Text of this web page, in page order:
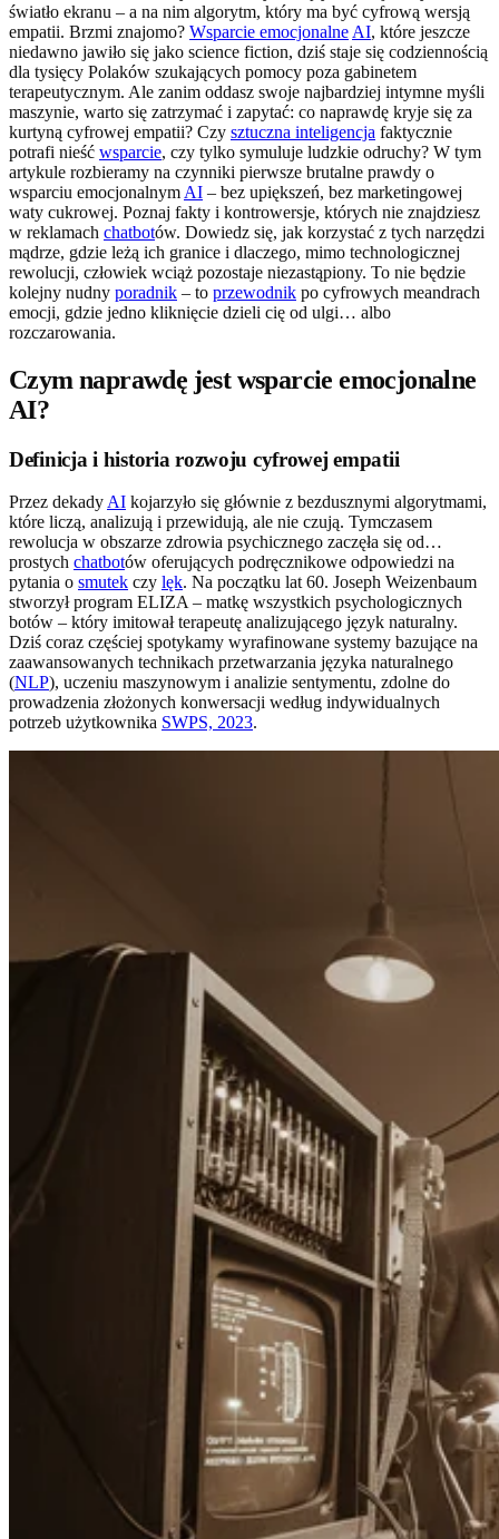
światło ekranu – a na nim algorytm, który ma być cyfrową wersją
empatii. Brzmi znajomo? Wsparcie emocjonalne AI, które jeszcze
niedawno jawiło się jako science fiction, dziś staje się codziennością
dla tysięcy Polaków szukających pomocy poza gabinetem
terapeutycznym. Ale zanim oddasz swoje najbardziej intymne myśli
maszynie, warto się zatrzymać i zapytać: co naprawdę kryje się za
kurtyną cyfrowej empatii? Czy sztuczna inteligencja faktycznie
potrafi nieść wsparcie, czy tylko symuluje ludzkie odruchy? W tym
artykule rozbieramy na czynniki pierwsze brutalne prawdy o
wsparciu emocjonalnym AI – bez upiększeń, bez marketingowej
waty cukrowej. Poznaj fakty i kontrowersje, których nie znajdziesz
w reklamach chatbotów. Dowiedz się, jak korzystać z tych narzędzi
mądrze, gdzie leżą ich granice i dlaczego, mimo technologicznej
rewolucji, człowiek wciąż pozostaje niezastąpiony. To nie będzie
kolejny nudny poradnik – to przewodnik po cyfrowych meandrach
emocji, gdzie jedno kliknięcie dzieli cię od ulgi… albo
rozczarowania.
Czym naprawdę jest wsparcie emocjonalne
AI?
Definicja i historia rozwoju cyfrowej empatii
Przez dekady AI kojarzyło się głównie z bezdusznymi algorytmami,
które liczą, analizują i przewidują, ale nie czują. Tymczasem
rewolucja w obszarze zdrowia psychicznego zaczęła się od…
prostych chatbotów oferujących podręcznikowe odpowiedzi na
pytania o smutek czy lęk. Na początku lat 60. Joseph Weizenbaum
stworzył program ELIZA – matkę wszystkich psychologicznych
botów – który imitował terapeutę analizującego język naturalny.
Dziś coraz częściej spotykamy wyrafinowane systemy bazujące na
zaawansowanych technikach przetwarzania języka naturalnego
(NLP), uczeniu maszynowym i analizie sentymentu, zdolne do
prowadzenia złożonych konwersacji według indywidualnych
potrzeb użytkownika SWPS, 2023.